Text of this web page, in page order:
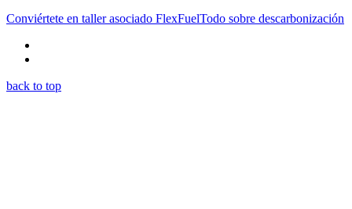
Conviértete en taller asociado FlexFuelTodo sobre descarbonización
back to top